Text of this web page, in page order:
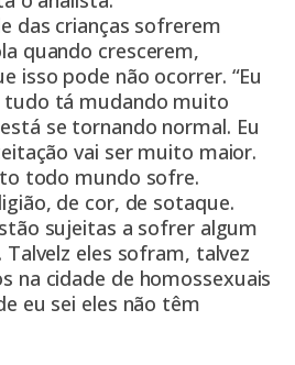
das crianças sofrerem
quando crescerem,
isso pode não ocorrer. “Eu
tudo tá mudando muito
se tornando normal. Eu
vai ser muito maior.
todo mundo sofre.
de cor, de sotaque.
sujeitas a sofrer algum
eles sofram, talvez
na cidade de homossexuais
eu sei eles não têm